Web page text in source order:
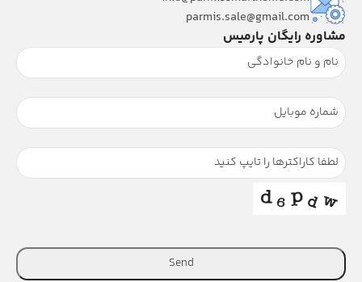
parmis.sale@gmail.com
مشاوره رایگان پارمیس
Send